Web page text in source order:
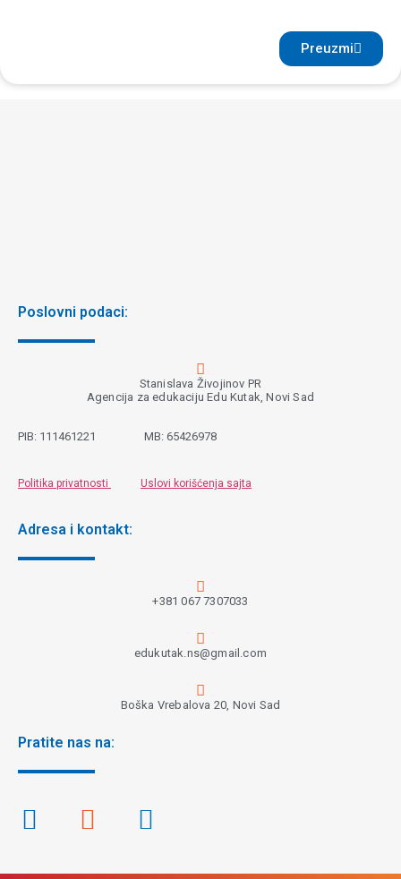
Preuzmi
Poslovni podaci:
Stanislava Živojinov PR
Agencija za edukaciju Edu Kutak, Novi Sad
PIB: 111461221 MB: 65426978
Politika privatnosti Uslovi korišćenja sajta
Adresa i kontakt:
+381 067 7307033
edukutak.ns@gmail.com
Boška Vrebalova 20, Novi Sad
Pratite nas na: